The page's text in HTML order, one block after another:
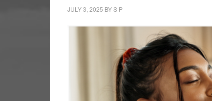
JULY 3, 2025 BYS P